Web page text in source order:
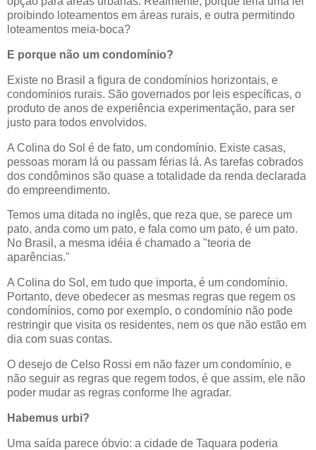
proibindo loteamentos em áreas rurais, e outra permitindo
loteamentos meia-boca?
E porque não um condomínio?
Existe no Brasil a figura de condomínios horizontais, e
condomínios rurais. São governados por leis específicas, o
produto de anos de experiência experimentação, para ser
justo para todos envolvidos.
A Colina do Sol é de fato, um condomínio. Existe casas,
pessoas moram lá ou passam férias lá. As tarefas cobrados
dos condôminos são quase a totalidade da renda declarada
do empreendimento.
Temos uma ditada no inglês, que reza que, se parece um
pato, anda como um pato, e fala como um pato, é um pato.
No Brasil, a mesma idéia é chamado a "teoria de
aparências."
A Colina do Sol, em tudo que importa, é um condomínio.
Portanto, deve obedecer as mesmas regras que regem os
condomínios, como por exemplo, o condomínio não pode
restringir que visita os residentes, nem os que não estão em
dia com suas contas.
O desejo de Celso Rossi em não fazer um condomínio, e
não seguir as regras que regem todos, é que assim, ele não
poder mudar as regras conforme lhe agradar.
Habemus urbi?
Uma saída parece óbvio: a cidade de Taquara poderia